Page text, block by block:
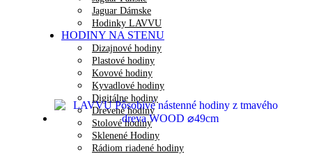
Jaguar Dámske
Hodinky LAVVU
HODINY NA STENU
Dizajnové hodiny
Plastové hodiny
Kovové hodiny
Kyvadlové hodiny
Digitálne hodiny
Drevené hodiny
Stolové hodiny
Sklenené Hodiny
Rádiom riadené hodiny